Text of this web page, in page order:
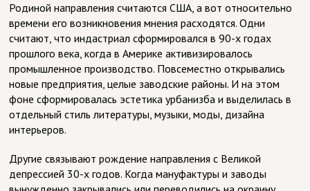
Родиной направления считаются США, а вот относительно
времени его возникновения мнения расходятся. Одни
считают, что индастриал сформировался в 90-х годах
прошлого века, когда в Америке активизировалось
промышленное производство. Повсеместно открывались
новые предприятия, целые заводские районы. И на этом
фоне сформировалась эстетика урбанизба и выделилась в
отдельный стиль литературы, музыки, моды, дизайна
интерьеров.
Другие связывают рождение направления с Великой
депрессией 30-х годов. Когда мануфактуры и заводы